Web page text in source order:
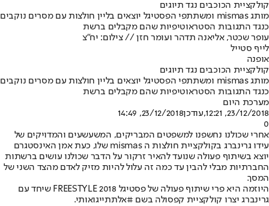
קולקציית הכוכבים נגד תיוגים
מותג mismas ומשתתפי הפסטיגל יוצאים בליין חולצות עם מסרים נוקבים
כנגד התגובות הסטראוטיפיות שהם מקבלים ברשת
עופר שכטר, אליאנה תדהר ועומר חזן // צילום: יח"צ
לייף סטייל
אופנה
קולקציית הכוכבים נגד תיוגים
מותג mismas ומשתתפי הפסטיגל יוצאים בליין חולצות עם מסרים נוקבים
כנגד התגובות הסטראוטיפיות שהם מקבלים ברשת
מערכת היום
23/12/2018, 12:21
,עודכן23/12/2018, 14:49
0
אחרי שכולנו נחשפנו למשפטים המבריקים, המשעשעים והמדויקים של
עידו גרינברג בקולקציית חולצות ה mismas שלו, כעת אמן האינסטגרם
יוצא בשיתוף פעולה שנועד להאיר זרקור על הדבר שכולנו עושים ברשתות
החברתיות מבלי להבין עד כמה זה עלול להיות מזיק לאדם מהצד השני של
המסך.
היוזמה היא פרי שיתוף פעולה של פסטיגל FREESTYLE 2018 שיחד עם
גרינברג יצרו קולקציית קפסולה בשם #אלתתייגואותי.